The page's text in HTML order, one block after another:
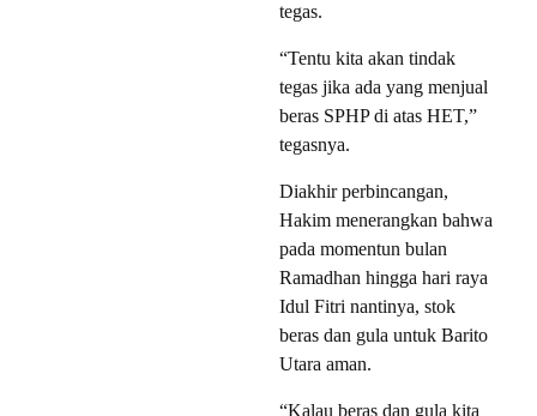
tegas.
“Tentu kita akan tindak
tegas jika ada yang menjual
beras SPHP di atas HET,”
tegasnya.
Diakhir perbincangan,
Hakim menerangkan bahwa
pada momentun bulan
Ramadhan hingga hari raya
Idul Fitri nantinya, stok
beras dan gula untuk Barito
Utara aman.
“Kalau beras dan gula kita